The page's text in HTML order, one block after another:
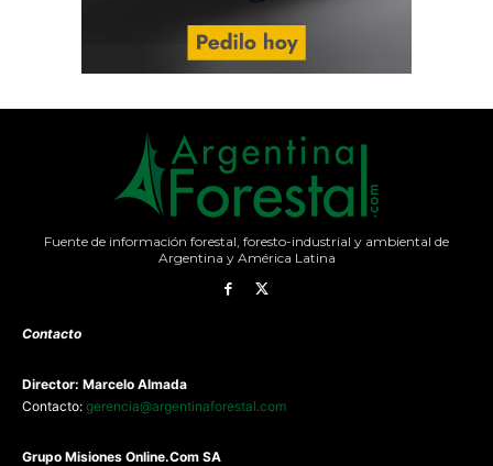
Fuente de información forestal, foresto-industrial y ambiental de
Argentina y América Latina
Contacto
Director: Marcelo Almada
Contacto: gerencia@argentinaforestal.com
Grupo Misiones Online.Com SA